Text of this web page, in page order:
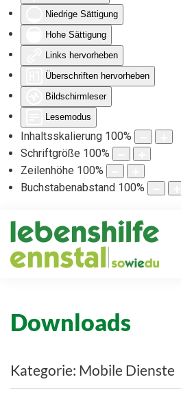
Niedrige Sättigung
Hohe Sättigung
Links hervorheben
Überschriften hervorheben
Bildschirmleser
Lesemodus
Inhaltsskalierung 100%
Schriftgröße 100%
Zeilenhöhe 100%
Buchstabenabstand 100%
Downloads
Kategorie: Mobile Dienste